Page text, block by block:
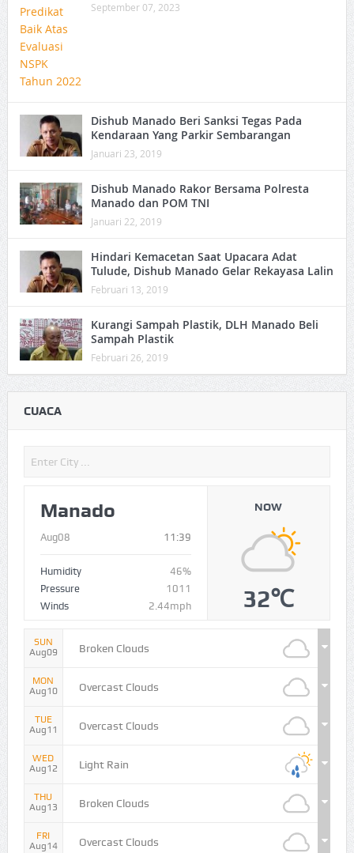
September 07, 2023
Dishub Manado Beri Sanksi Tegas Pada
Kendaraan Yang Parkir Sembarangan
Januari 23, 2019
Dishub Manado Rakor Bersama Polresta
Manado dan POM TNI
Januari 22, 2019
Hindari Kemacetan Saat Upacara Adat
Tulude, Dishub Manado Gelar Rekayasa Lalin
Februari 13, 2019
Kurangi Sampah Plastik, DLH Manado Beli
Sampah Plastik
Februari 26, 2019
CUACA
Manado
Aug08 11:39
Humidity
46%
Pressure
1011
Winds
2.44mph
NOW
32℃
SUN
Aug09
Broken Clouds
MON
Aug10
Overcast Clouds
TUE
Aug11
Overcast Clouds
WED
Aug12
Light Rain
THU
Aug13
Broken Clouds
FRI
Aug14
Overcast Clouds